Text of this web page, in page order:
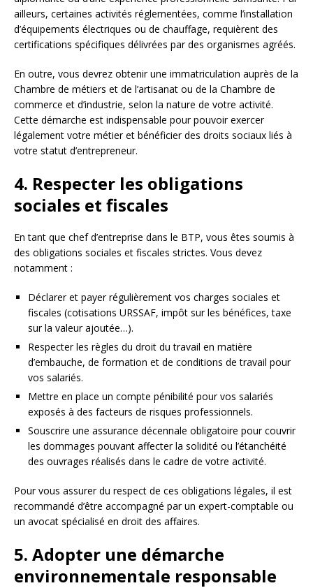
ailleurs, certaines activités réglementées, comme l’installation
d’équipements électriques ou de chauffage, requièrent des
certifications spécifiques délivrées par des organismes agréés.
En outre, vous devrez obtenir une immatriculation auprès de la
Chambre de métiers et de l’artisanat ou de la Chambre de
commerce et d’industrie, selon la nature de votre activité.
Cette démarche est indispensable pour pouvoir exercer
légalement votre métier et bénéficier des droits sociaux liés à
votre statut d’entrepreneur.
4. Respecter les obligations
sociales et fiscales
En tant que chef d’entreprise dans le BTP, vous êtes soumis à
des obligations sociales et fiscales strictes. Vous devez
notamment :
Déclarer et payer régulièrement vos charges sociales et
fiscales (cotisations URSSAF, impôt sur les bénéfices, taxe
sur la valeur ajoutée…).
Respecter les règles du droit du travail en matière
d’embauche, de formation et de conditions de travail pour
vos salariés.
Mettre en place un compte pénibilité pour vos salariés
exposés à des facteurs de risques professionnels.
Souscrire une assurance décennale obligatoire pour couvrir
les dommages pouvant affecter la solidité ou l’étanchéité
des ouvrages réalisés dans le cadre de votre activité.
Pour vous assurer du respect de ces obligations légales, il est
recommandé d’être accompagné par un expert-comptable ou
un avocat spécialisé en droit des affaires.
5. Adopter une démarche
environnementale responsable